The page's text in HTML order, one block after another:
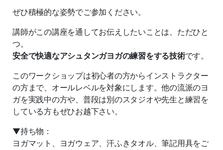
ぜひ積極的な姿勢でご参加ください。
講師がこの講座を通してお伝えしたいことは、ただひと
つ。
安全で快適なアシュタンガヨガの練習をする技術です。
このワークショップは初心者の方からインストラクター
の方まで、オールレベルを対象にします。他の流派のヨ
ガを実践中の方や、普段は別のスタジオや先生と練習を
している方もぜひお越下さい。
▼持ち物：
ヨガマット、ヨガウェア、汗ふきタオル、筆記用具をご